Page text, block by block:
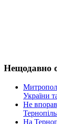
Нещодавно
України
Не
На